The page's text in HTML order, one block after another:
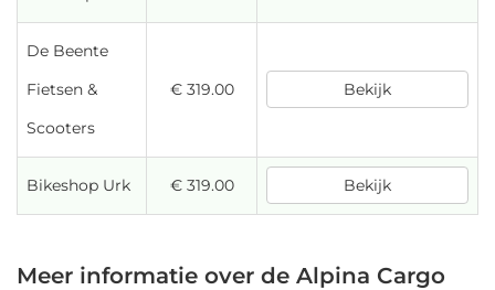
De Beente
Fietsen &
Scooters
€ 319.00 Bekijk
Bikeshop Urk € 319.00 Bekijk
Meer informatie over de Alpina Cargo